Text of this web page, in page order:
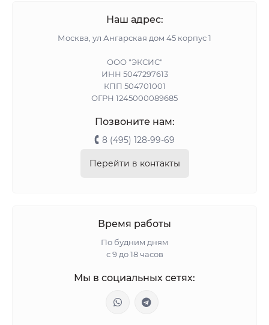
Наш адрес:
Москва, ул Ангарская дом 45 корпус 1
ООО "ЭКСИС"
ИНН 5047297613
КПП 504701001
ОГРН 1245000089685
Позвоните нам:
8 (495) 128-99-69
Перейти в контакты
Время работы
По будним дням
с 9 до 18 часов
Мы в социальных сетях: